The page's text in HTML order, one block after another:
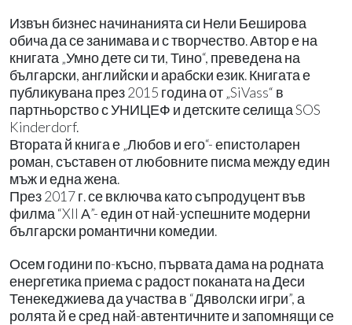
Извън бизнес начинанията си Нели Беширова
обича да се занимава и с творчество. Автор е на
книгата „Умно дете си ти, Тино“, преведена на
български, английски и арабски език. Книгата е
публикувана през 2015 година от „SiVass“ в
партньорство с УНИЦЕФ и детските селища SOS
Kinderdorf.
Втората й книга е „Любов и его“- епистоларен
роман, съставен от любовните писма между един
мъж и една жена.
През 2017 г. се включва като съпродуцент във
филма “XII А”- един от най-успешните модерни
български романтични комедии.
Осем години по-късно, първата дама на родната
енергетика приема с радост поканата на Деси
Тенекеджиева да участва в “Дяволски игри”, а
ролята й е сред най-автентичните и запомнящи се